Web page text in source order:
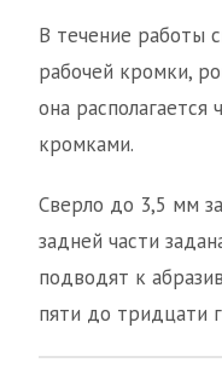
В течение работы
рабочей кромки,
она
кромками.
Сверло до 3,5 мм
задней части
подводят к
пяти до тридцати